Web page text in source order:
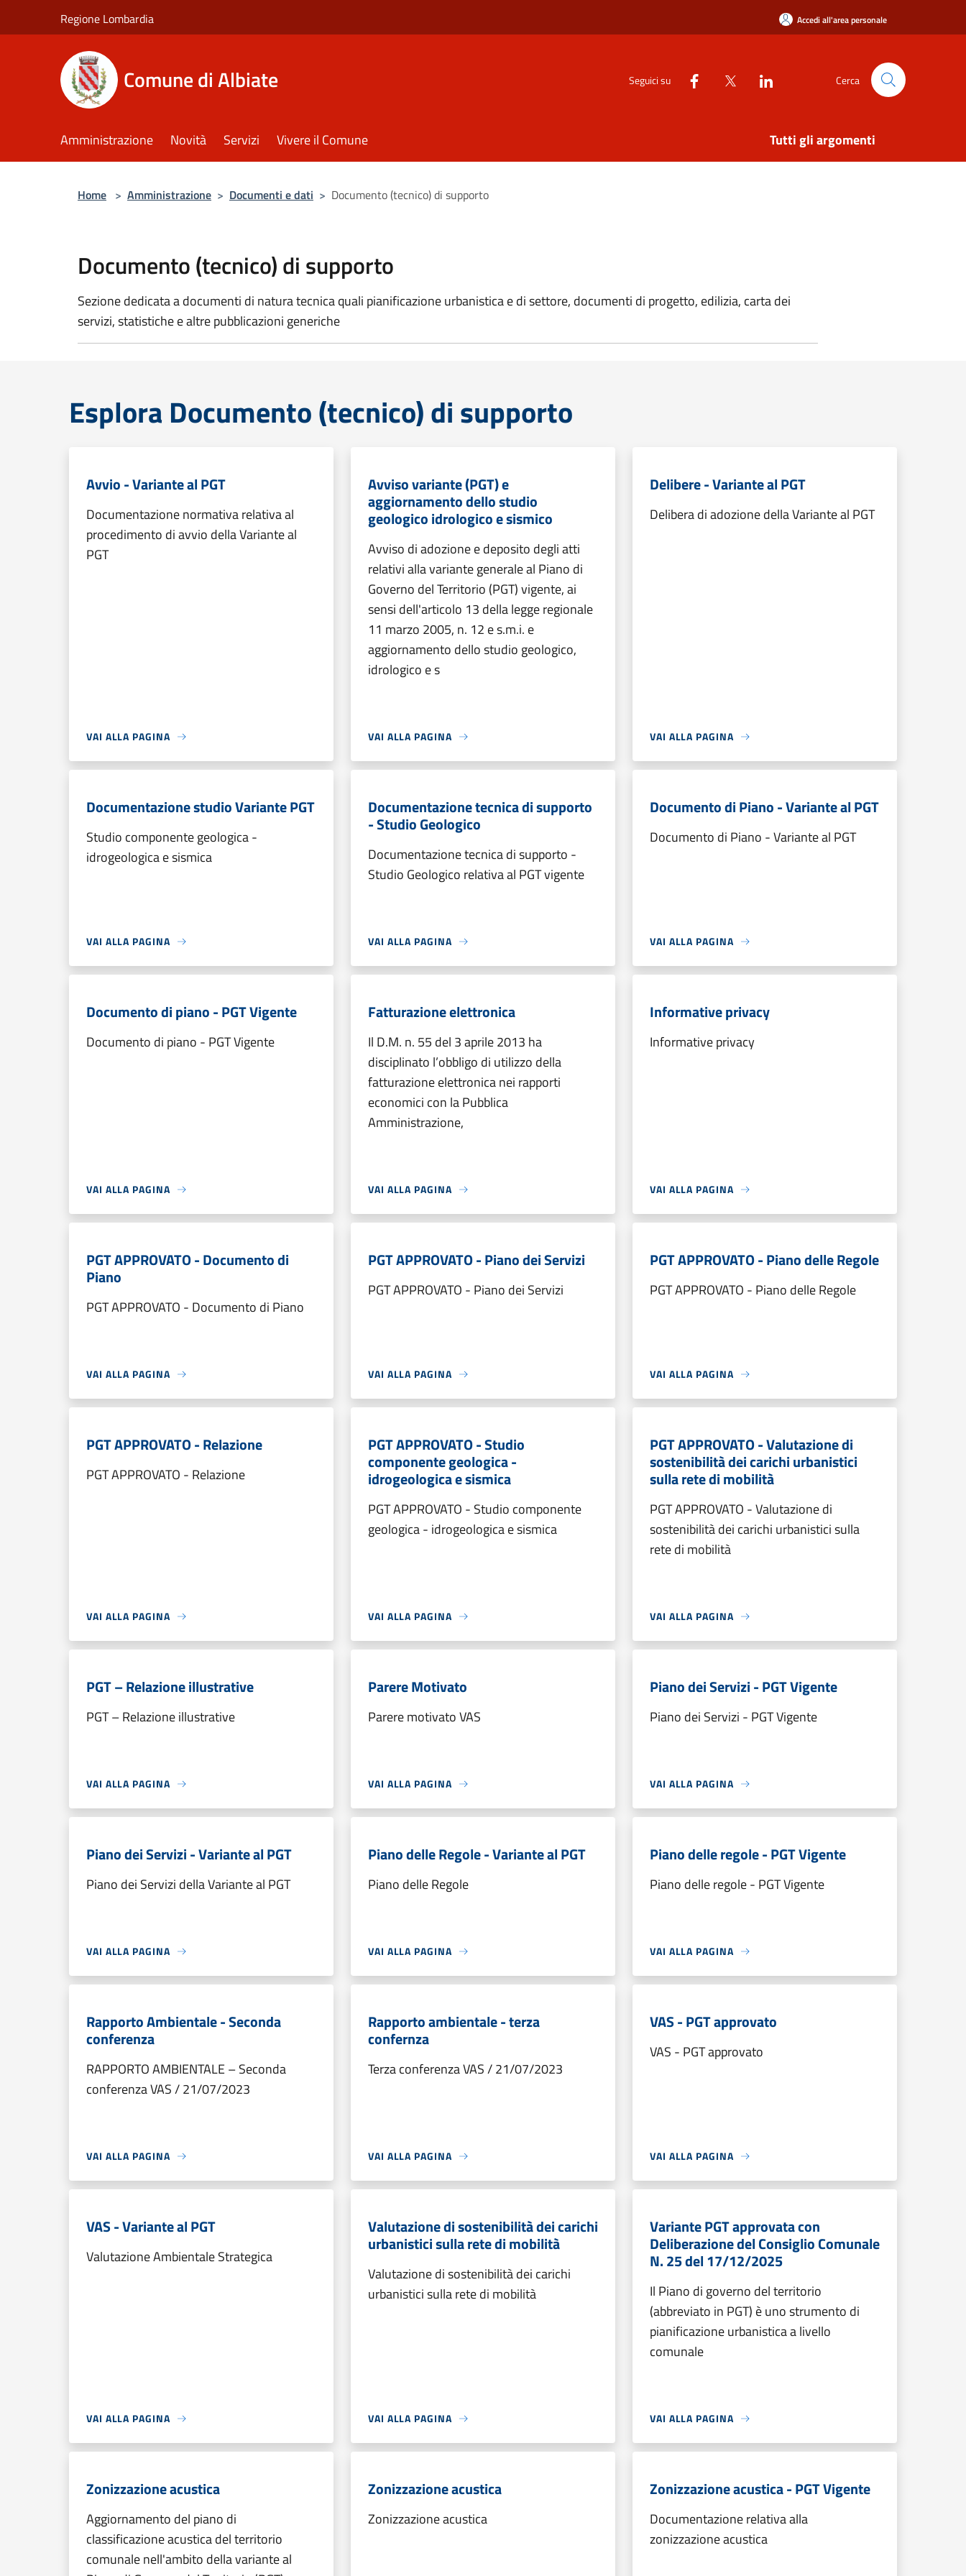
Regione Lombardia Accedi all'area personale
Comune di Albiate Seguici su Cerca
Amministrazione Novità Servizi Vivere il Comune Tutti gli argomenti
Home > Amministrazione > Documenti e dati > Documento (tecnico) di supporto
Documento (tecnico) di supporto
Sezione dedicata a documenti di natura tecnica quali pianificazione urbanistica e di settore, documenti di progetto, edilizia, carta dei
servizi, statistiche e altre pubblicazioni generiche
Esplora Documento (tecnico) di supporto
Avvio - Variante al PGT
Documentazione normativa relativa al
procedimento di avvio della Variante al
PGT
VAI ALLA PAGINA
Avviso variante (PGT) e
aggiornamento dello studio
geologico idrologico e sismico
Avviso di adozione e deposito degli atti
relativi alla variante generale al Piano di
Governo del Territorio (PGT) vigente, ai
sensi dell'articolo 13 della legge regionale
11 marzo 2005, n. 12 e s.m.i. e
aggiornamento dello studio geologico,
idrologico e s
VAI ALLA PAGINA
Delibere - Variante al PGT
Delibera di adozione della Variante al PGT
VAI ALLA PAGINA
Documentazione studio Variante PGT
Studio componente geologica -
idrogeologica e sismica
VAI ALLA PAGINA
Documentazione tecnica di supporto
- Studio Geologico
Documentazione tecnica di supporto -
Studio Geologico relativa al PGT vigente
VAI ALLA PAGINA
Documento di Piano - Variante al PGT
Documento di Piano - Variante al PGT
VAI ALLA PAGINA
Documento di piano - PGT Vigente
Documento di piano - PGT Vigente
VAI ALLA PAGINA
Fatturazione elettronica
Il D.M. n. 55 del 3 aprile 2013 ha
disciplinato l’obbligo di utilizzo della
fatturazione elettronica nei rapporti
economici con la Pubblica
Amministrazione,
VAI ALLA PAGINA
Informative privacy
Informative privacy
VAI ALLA PAGINA
PGT APPROVATO - Documento di
Piano
PGT APPROVATO - Documento di Piano
VAI ALLA PAGINA
PGT APPROVATO - Piano dei Servizi
PGT APPROVATO - Piano dei Servizi
VAI ALLA PAGINA
PGT APPROVATO - Piano delle Regole
PGT APPROVATO - Piano delle Regole
VAI ALLA PAGINA
PGT APPROVATO - Relazione
PGT APPROVATO - Relazione
VAI ALLA PAGINA
PGT APPROVATO - Studio
componente geologica -
idrogeologica e sismica
PGT APPROVATO - Studio componente
geologica - idrogeologica e sismica
VAI ALLA PAGINA
PGT APPROVATO - Valutazione di
sostenibilità dei carichi urbanistici
sulla rete di mobilità
PGT APPROVATO - Valutazione di
sostenibilità dei carichi urbanistici sulla
rete di mobilità
VAI ALLA PAGINA
PGT – Relazione illustrative
PGT – Relazione illustrative
VAI ALLA PAGINA
Parere Motivato
Parere motivato VAS
VAI ALLA PAGINA
Piano dei Servizi - PGT Vigente
Piano dei Servizi - PGT Vigente
VAI ALLA PAGINA
Piano dei Servizi - Variante al PGT
Piano dei Servizi della Variante al PGT
VAI ALLA PAGINA
Piano delle Regole - Variante al PGT
Piano delle Regole
VAI ALLA PAGINA
Piano delle regole - PGT Vigente
Piano delle regole - PGT Vigente
VAI ALLA PAGINA
Rapporto Ambientale - Seconda
conferenza
RAPPORTO AMBIENTALE – Seconda
conferenza VAS / 21/07/2023
VAI ALLA PAGINA
Rapporto ambientale - terza
confernza
Terza conferenza VAS / 21/07/2023
VAI ALLA PAGINA
VAS - PGT approvato
VAS - PGT approvato
VAI ALLA PAGINA
VAS - Variante al PGT
Valutazione Ambientale Strategica
VAI ALLA PAGINA
Valutazione di sostenibilità dei carichi
urbanistici sulla rete di mobilità
Valutazione di sostenibilità dei carichi
urbanistici sulla rete di mobilità
VAI ALLA PAGINA
Variante PGT approvata con
Deliberazione del Consiglio Comunale
N. 25 del 17/12/2025
Il Piano di governo del territorio
(abbreviato in PGT) è uno strumento di
pianificazione urbanistica a livello
comunale
VAI ALLA PAGINA
Zonizzazione acustica
Aggiornamento del piano di
classificazione acustica del territorio
comunale nell'ambito della variante al
Zonizzazione acustica
Zonizzazione acustica
Zonizzazione acustica - PGT Vigente
Documentazione relativa alla
zonizzazione acustica